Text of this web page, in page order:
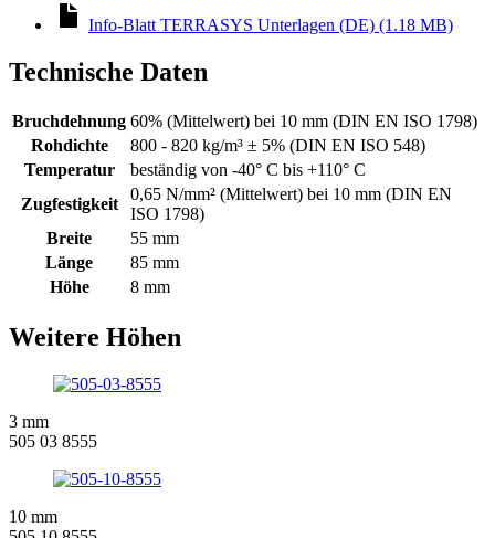
Info-Blatt TERRASYS Unterlagen (DE) (1.18 MB)
Technische Daten
Bruchdehnung 60% (Mittelwert) bei 10 mm (DIN EN ISO 1798)
Rohdichte
800 - 820 kg/m³ ± 5% (DIN EN ISO 548)
Temperatur
beständig von -40° C bis +110° C
Zugfestigkeit
0,65 N/mm² (Mittelwert) bei 10 mm (DIN EN
ISO 1798)
Breite
55 mm
Länge
85 mm
Höhe
8 mm
Weitere Höhen
3 mm
505 03 8555
10 mm